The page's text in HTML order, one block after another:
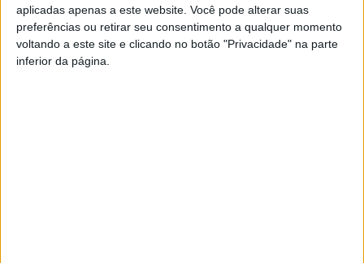
aplicadas apenas a este website. Você pode alterar suas
preferências ou retirar seu consentimento a qualquer momento
voltando a este site e clicando no botão "Privacidade" na parte
inferior da página.